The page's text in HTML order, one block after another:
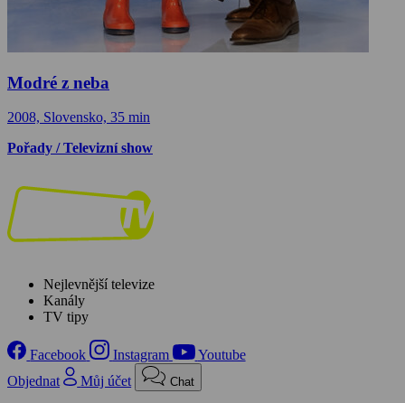
Modré z neba
2008, Slovensko, 35 min
Pořady / Televizní show
Nejlevnější televize
Kanály
TV tipy
Facebook Instagram
Youtube
Objednat
Můj účet Chat